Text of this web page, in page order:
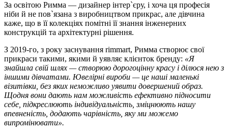
За освітою Римма — дизайнер інтер`єру, і хоча ця професія
ніби й не пов`язана з виробництвом прикрас, але дівчина
каже, що в її колекціях помітні її знання інженерних
конструкцій та архітектурні рішення.
З 2019-го, з року заснування rimmart, Римма створює свої
прикраси такими, якими й уявляє клієнток бренду: «Я
знайшла свій шлях — створюю дорогоцінну красу і ділюся нею з
іншими дівчатами. Ювелірні вироби — це наші маленькі
візитівки, без яких неможливо уявити довершений образ.
Щодня вони дають нам можливість ефективно підносити
себе, підкреслюють індивідуальність, зміцнюють нашу
впевненість, додають чарівність, яку ми можемо
випромінювати».